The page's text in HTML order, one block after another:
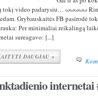
tokį video padarysiu… ωωωωω
Grybauskaitės FB pasirodė
Per minimaliai reikalingą
sureagavo: [...]
DAUGIAU »
internetai